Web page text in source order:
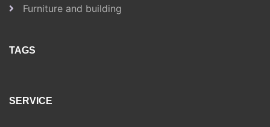
Furniture and building
TAGS
SERVICE